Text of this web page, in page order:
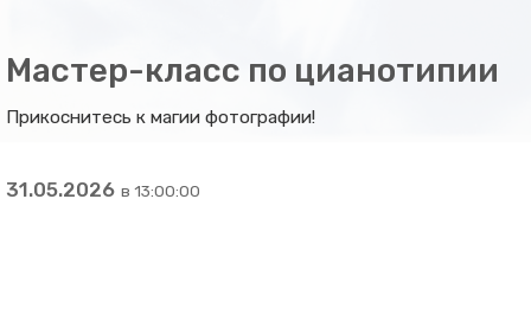
Мастер-класс по цианотипии
Прикоснитесь к магии фотографии!
31.05.2026 в 13:00:00